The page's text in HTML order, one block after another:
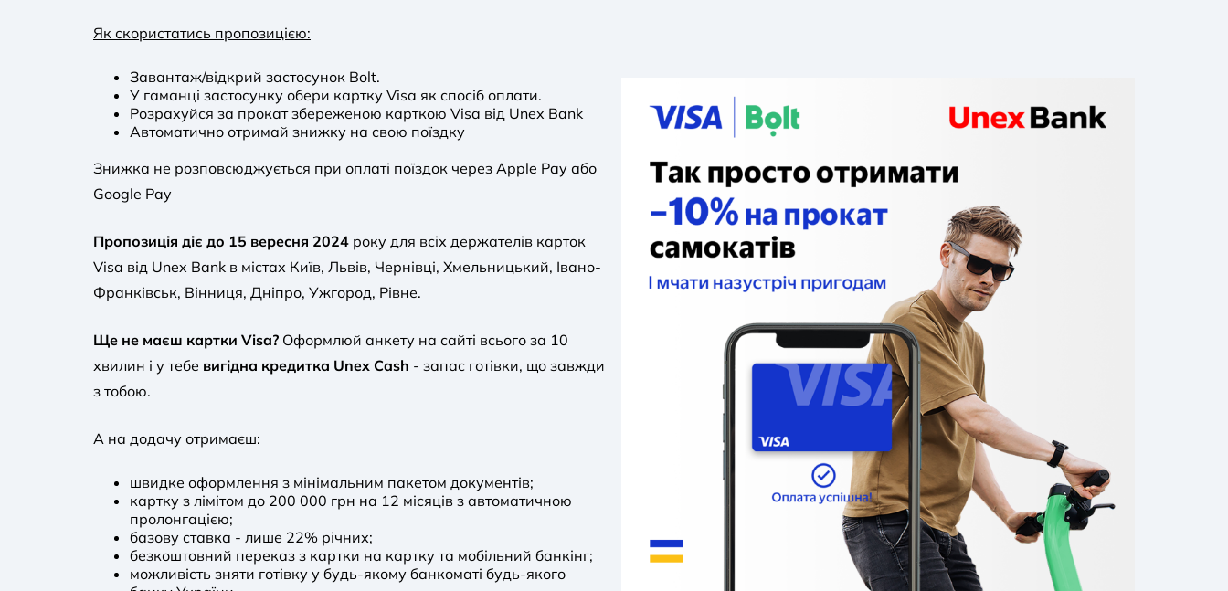
Як скористатись пропозицією:
Завантаж/відкрий застосунок Bolt.
У гаманці застосунку обери картку Visa як спосіб оплати.
Розрахуйся за прокат збереженою карткою Visa від Unex Bank
Автоматично отримай знижку на свою поїздку
Знижка не розповсюджується при оплаті поїздок через Apple Pay або
Google Pay
Пропозиція діє до 15 вересня 2024 року для всіх держателів карток
Visa від Unex Bank в містах Київ, Львів, Чернівці, Хмельницький, Івано-
Франківськ, Вінниця, Дніпро, Ужгород, Рівне.
Ще не маєш картки Visa? Оформлюй анкету на сайті всього за 10
хвилин і у тебе вигідна кредитка Unex Cash - запас готівки, що завжди
з тобою.
А на додачу отримаєш:
швидке оформлення з мінімальним пакетом документів;
картку з лімітом до 200 000 грн на 12 місяців з автоматичною
пролонгацією;
базову ставка - лише 22% річних;
безкоштовний переказ з картки на картку та мобільний банкінг;
можливість зняти готівку у будь-якому банкоматі будь-якого